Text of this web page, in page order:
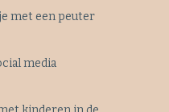
met een peuter
media